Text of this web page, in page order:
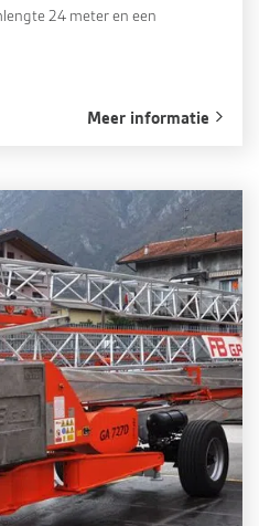
24 meter en een
Meer informatie